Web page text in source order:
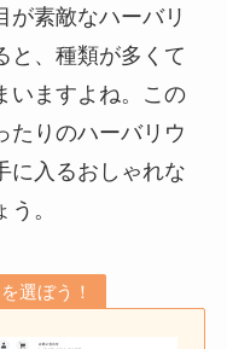
が素敵なハーバリ
と、種類が多くて
いますよね。この
たりのハーバリウ
に入るおしゃれな
。
選ぼう！